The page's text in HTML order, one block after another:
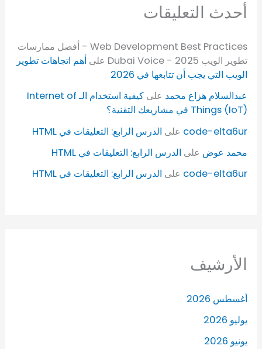
أحدث التعليقات
Web Development Best Practices - أفضل ممارسات
تطوير الويب 2025 - Dubai Voice
علىأهم اتجاهات تطوير
الويب التي يجب أن تتابعها في 2026
عبدالسلام هزاع محمد على
كيفية استخدام الـ Internet of
Things (IoT) في مشاريعك التقنية؟
code-elta6ur على الدرس الرابع: التعليقات في HTML
محمد عوض على الدرس الرابع: التعليقات في HTML
code-elta6ur على الدرس الرابع: التعليقات في HTML
الأرشيف
أغسطس 2026
يوليو 2026
يونيو 2026